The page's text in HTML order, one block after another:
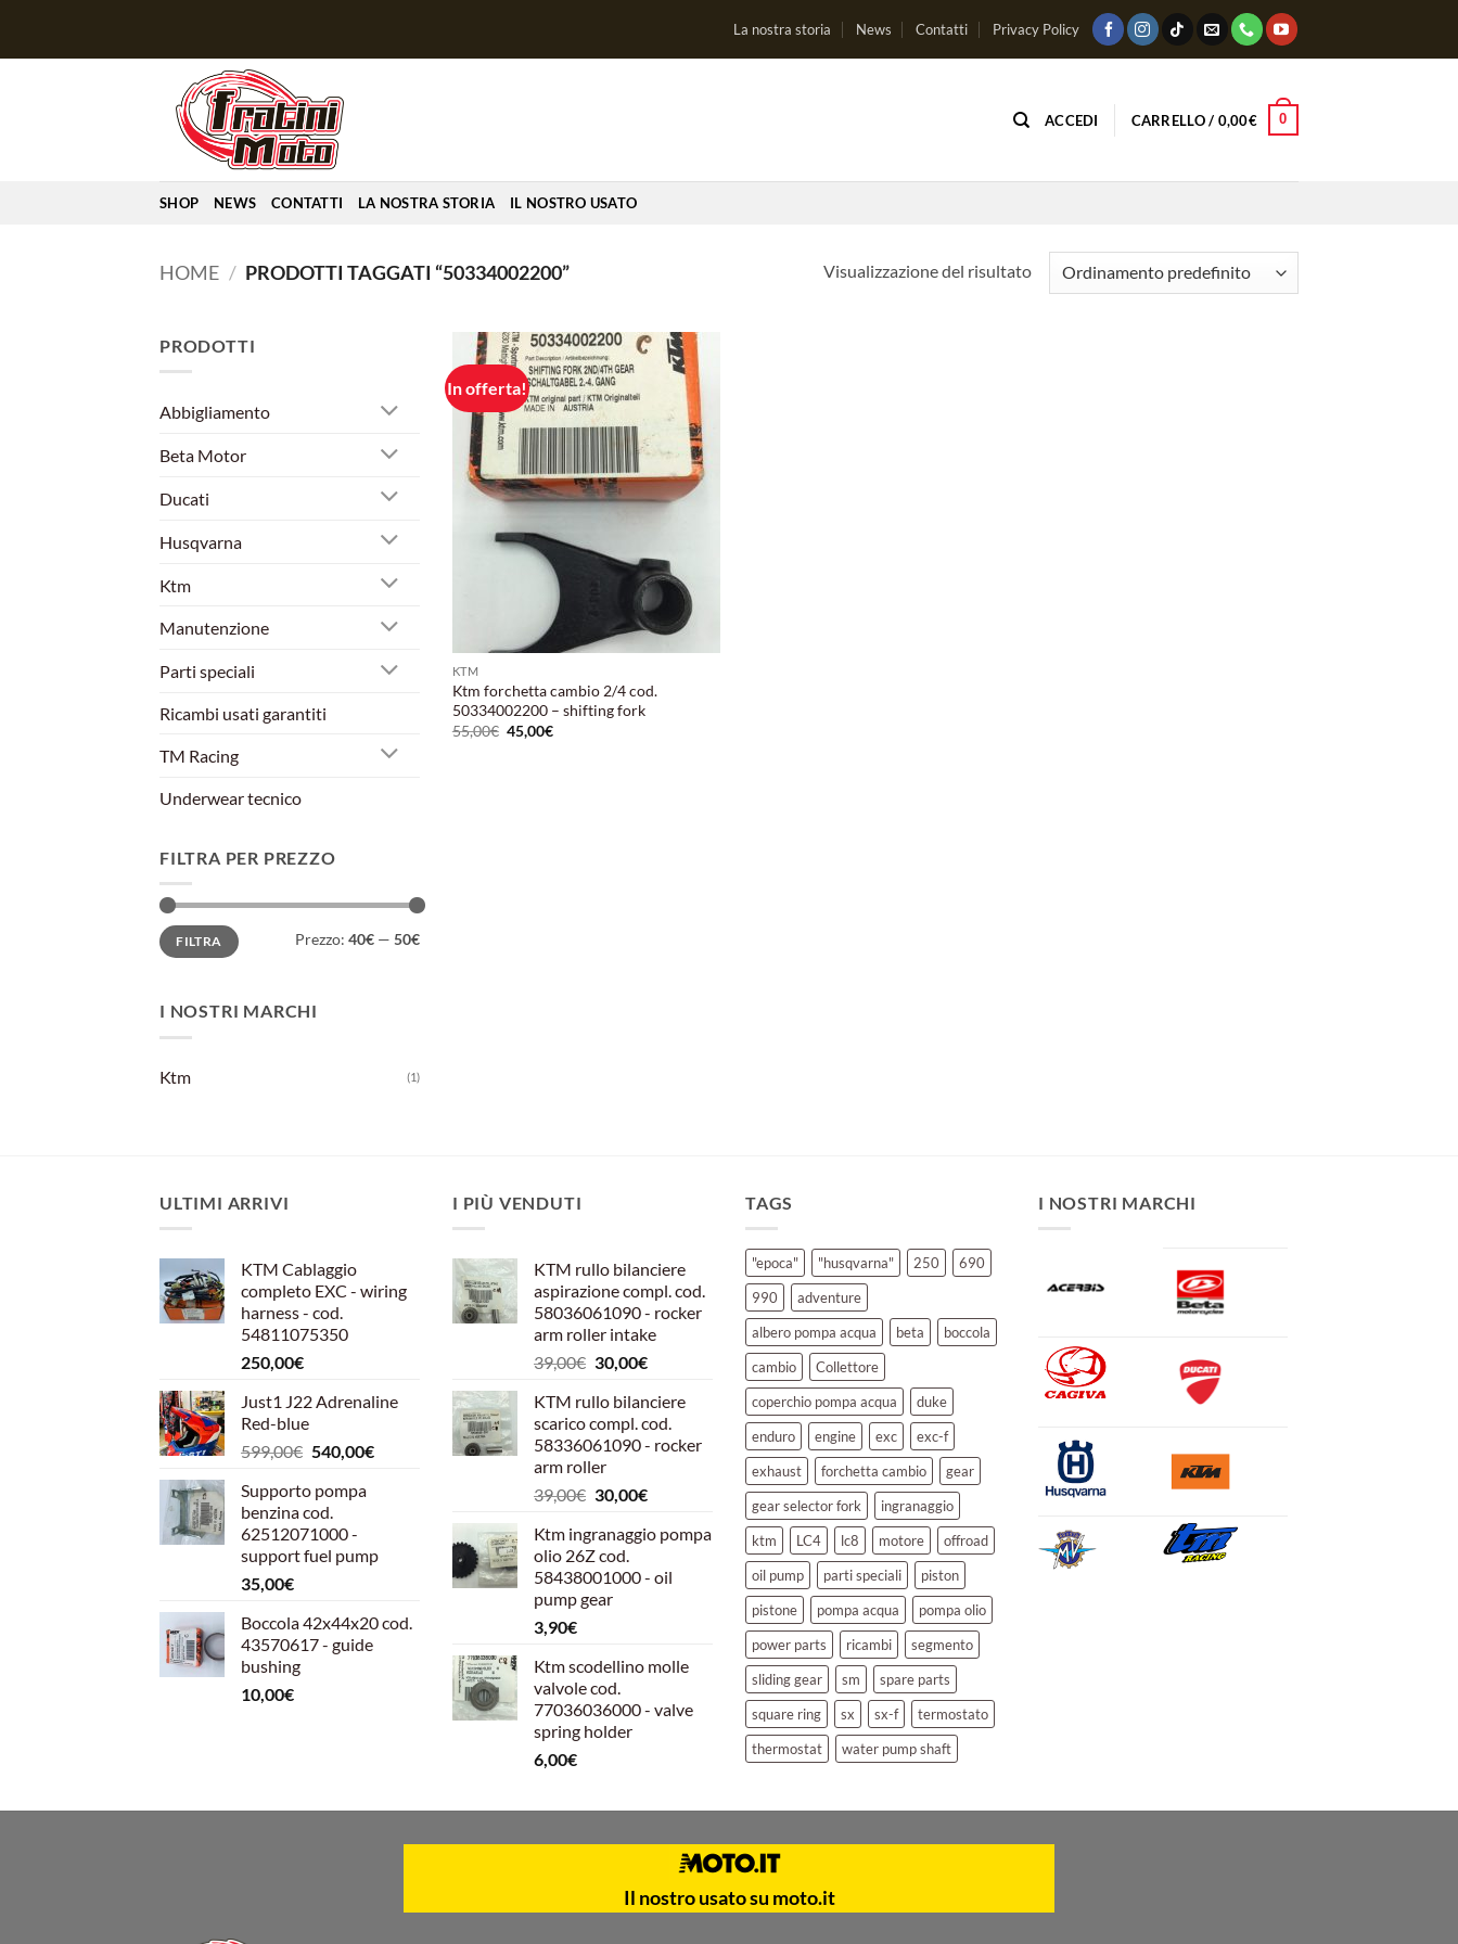
La nostra storia News Contatti Privacy Policy
ACCEDI CARRELLO / 0,00€ 0
SHOP NEWS CONTATTI LA NOSTRA STORIA IL NOSTRO USATO
HOME / PRODOTTI TAGGATI “50334002200” Visualizzazione del risultato
PRODOTTI
Abbigliamento
Beta Motor
Ducati
Husqvarna
Ktm
Manutenzione
Parti speciali
Ricambi usati garantiti
TM Racing
Underwear tecnico
FILTRA PER PREZZO
Prezzo
Min
Prezzo
MaxFILTRA Prezzo: 40€ — 50€
I NOSTRI MARCHI
Ktm (1)
In offerta!
Aggiungi
alla lista
dei
desideri
KTM
Ktm forchetta cambio 2/4 cod.
50334002200 – shifting fork
55,00€ Il
prezzo
45,00€Il
ULTIMI ARRIVI
KTM Cablaggio
completo EXC - wiring
harness - cod.
54811075350
250,00€
Just1 J22 Adrenaline
Red-blue
599,00€ Il
originale
era:
599,00€.
540,00€Il
Supporto pompa
benzina cod.
62512071000 -
support fuel pump
35,00€
Boccola 42x44x20 cod.
43570617 - guide
bushing
10,00€
I PIÙ VENDUTI
KTM rullo bilanciere
aspirazione compl. cod.
58036061090 - rocker
arm roller intake
39,00€ Il
originale
era:
39,00€.
30,00€Il
attuale
è:
30,00€.
KTM rullo bilanciere
scarico compl. cod.
58336061090 - rocker
arm roller
39,00€ Il
originale
era:
39,00€.
30,00€Il
attuale
30,00€.
Ktm ingranaggio pompa
olio 26Z cod.
58438001000 - oil
pump gear
3,90€
Ktm scodellino molle
valvole cod.
77036036000 - valve
spring holder
6,00€
TAGS
"epoca" "husqvarna" 250
690
990
adventure
albero pompa acqua
beta
boccola
cambio
Collettore
coperchio pompa acqua
duke
enduro
engine exc
exc-f
exhaust
forchetta cambio
gear
gear selector fork
ingranaggio
ktm
LC4 lc8 motore
offroad
oil pump
parti speciali
piston
pistone
pompa acqua
pompa olio
power parts
ricambi
segmento
sliding gear
sm
spare parts
square ring
sx sx-f
termostato
thermostat
water pump shaft
I NOSTRI MARCHI
Il nostro usato su moto.it